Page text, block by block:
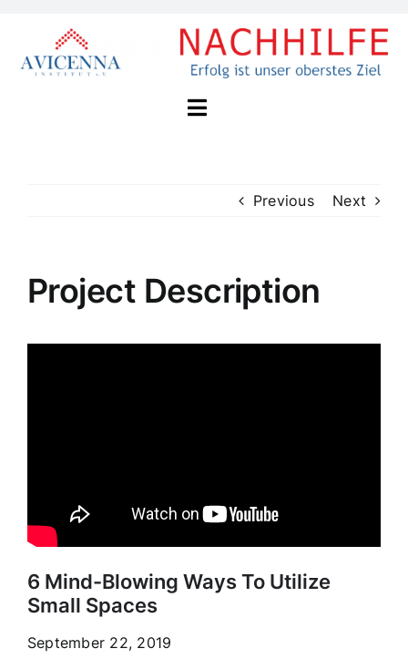
springen
Toggle
Nachhilfe
Previous Next
Project Description
6 Mind-Blowing Ways To Utilize
Small Spaces
September 22, 2019